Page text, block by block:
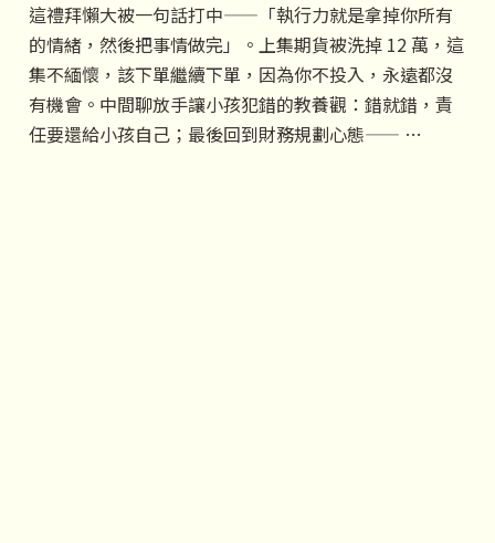
這禮拜懶大被一句話打中——「執行力就是拿掉你所有
的情緒，然後把事情做完」。上集期貨被洗掉 12 萬，這
集不緬懷，該下單繼續下單，因為你不投入，永遠都沒
有機會。中間聊放手讓小孩犯錯的教養觀：錯就錯，責
任要還給小孩自己；最後回到財務規劃心態—— …